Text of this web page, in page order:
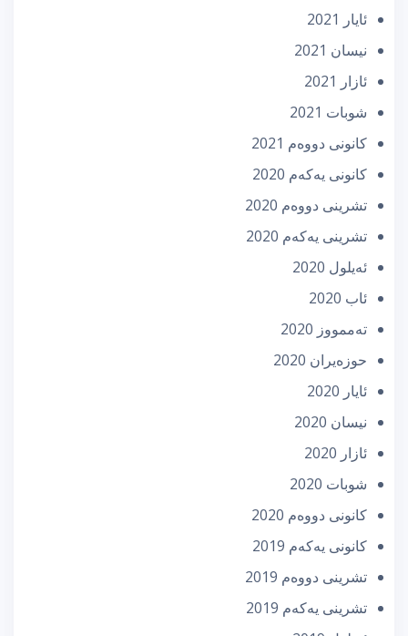
ئایار 2021
نیسان 2021
ئازار 2021
شوبات 2021
كانونی دووه‌م 2021
كانونی یه‌كه‌م 2020
تشرینی دووه‌م 2020
تشرینی یه‌كه‌م 2020
ئه‌یلول 2020
ئاب 2020
تەممووز 2020
حوزه‌یران 2020
ئایار 2020
نیسان 2020
ئازار 2020
شوبات 2020
كانونی دووه‌م 2020
كانونی یه‌كه‌م 2019
تشرینی دووه‌م 2019
تشرینی یه‌كه‌م 2019